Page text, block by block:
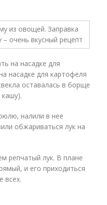
на насадке для
насадке для картофеля
оставалась в борще
налили в нее
обжариваться лук на
репчатый лук. В плане
и его приходиться
всех.